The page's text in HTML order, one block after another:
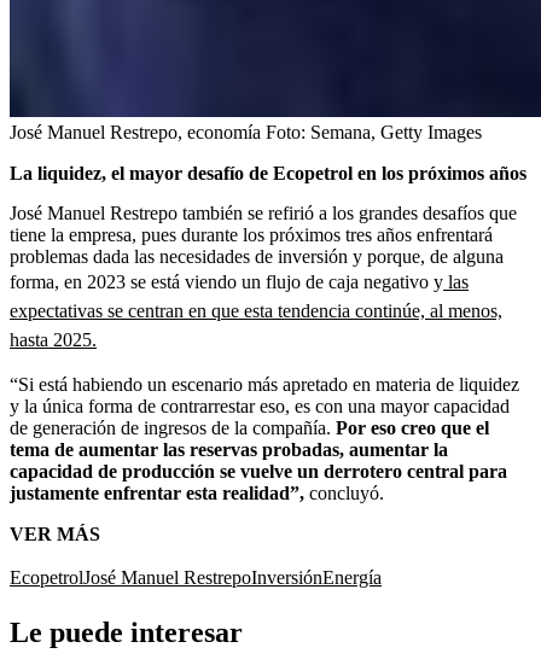
José Manuel Restrepo, economía Foto: Semana, Getty Images
La liquidez, el mayor desafío de Ecopetrol en los próximos años
José Manuel Restrepo también se refirió a los grandes desafíos que
tiene la empresa, pues durante los próximos tres años enfrentará
problemas dada las necesidades de inversión y porque, de alguna
forma, en 2023 se está viendo un flujo de caja negativo y las
expectativas se centran en que esta tendencia continúe, al menos,
hasta 2025.
“Si está habiendo un escenario más apretado en materia de liquidez
y la única forma de contrarrestar eso, es con una mayor capacidad
de generación de ingresos de la compañía. Por eso creo que el
tema de aumentar las reservas probadas, aumentar la
capacidad de producción se vuelve un derrotero central para
justamente enfrentar esta realidad”, concluyó.
VER MÁS
EcopetrolJosé Manuel RestrepoInversiónEnergía
Le puede interesar